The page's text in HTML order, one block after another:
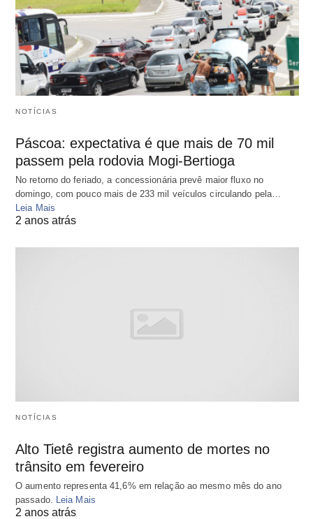
NOTÍCIAS
Páscoa: expectativa é que mais de 70 mil
passem pela rodovia Mogi-Bertioga
No retorno do feriado, a concessionária prevê maior fluxo no
domingo, com pouco mais de 233 mil veículos circulando pela…
Leia Mais
2 anos atrás
NOTÍCIAS
Alto Tietê registra aumento de mortes no
trânsito em fevereiro
O aumento representa 41,6% em relação ao mesmo mês do ano
passado.
Leia Mais
2 anos atrás